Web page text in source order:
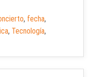
, fecha,
, Tecnología,